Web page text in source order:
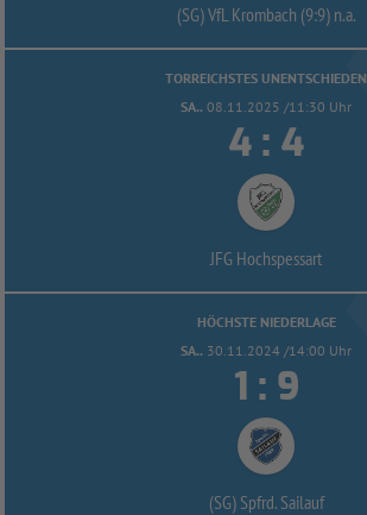
(SG) VfL Krombach (9:9) n.a.
TORREICHSTES UNENTSCHIEDEN
SA.. 08.11.2025 /11:30 Uhr
 : 
JFG Hochspessart
HÖCHSTE NIEDERLAGE
SA.. 30.11.2024 /14:00 Uhr
 : 
(SG) Spfrd. Sailauf